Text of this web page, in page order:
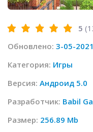
5 (
Обновлено: 3-05-
Категория: Игры
Версия: Андроид 5.0
Разработчик: Babil
Размер: 256.89 Mb